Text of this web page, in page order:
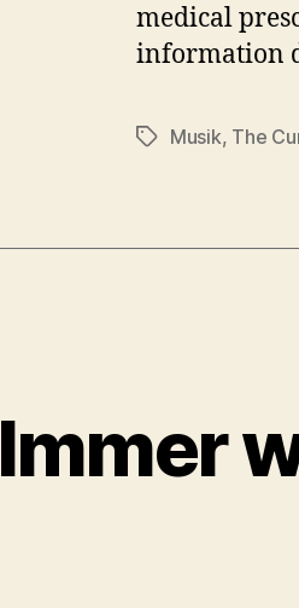
medical
information
Schlagwörter
Musik, The
Immer